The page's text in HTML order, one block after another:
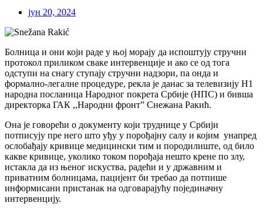
јун 20, 2024
Болница и они који раде у њој морају да испоштују стручни
протокол приликом сваке интервенције и ако се од тога
одступи на снагу ступају стручни надзори, па онда и
формално-легалне процедуре, рекла је данас за телевизију Н1
народна посланица Народног покрета Србије (НПС) и бивша
директорка ГАК ,,Народни фронт” Снежана Ракић.
Она је говорећи о документу који труднице у Србији
потписују пре него што уђу у порођајну салу и којим унапред
ослобађају кривице медицински тим и породилиште, од било
какве кривице, уколико током порођаја нешто крене по злу,
истакла да из њеног искуства, радећи и у државним и
приватним болницама, пацијент би требао да потпише
информисани пристанак на одговарајућу појединачну
интервенцију.